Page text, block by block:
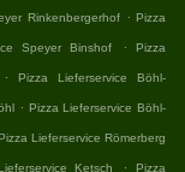
Rinkenbergerhof . Pizza
Speyer Binshof . Pizza
. Pizza Lieferservice Böhl-
. Pizza Lieferservice Böhl-
Lieferservice Römerberg
Ketsch . Pizza